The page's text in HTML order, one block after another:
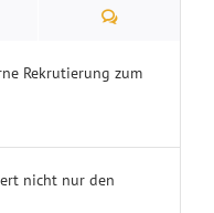
Kommentare
Rekrutierung zum
nicht nur den